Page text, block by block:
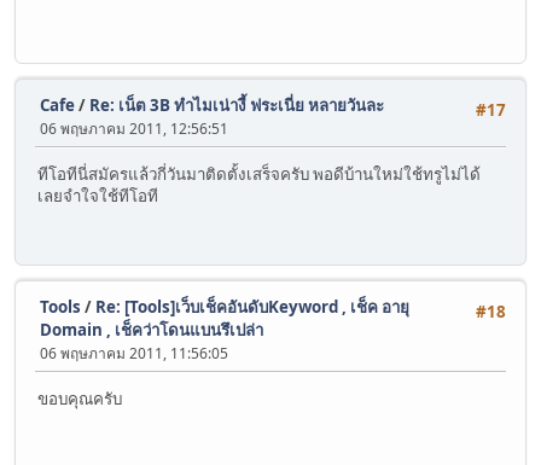
#17
Cafe/ Re: เน็ต 3B ทำไมเน่างี้ ฟระเนี่ย หลายวันละ
06 พฤษภาคม 2011, 12:56:51
ทีโอทีนี่สมัครแล้วกี่วันมาติดตั้งเสร็จครับ พอดีบ้านใหม่ใช้ทรูไม่ได้
เลยจำใจใช้ทีโอที
#18
Tools / Re: [Tools]เว็บเช็คอันดับKeyword , เช็ค อายุ
Domain , เช็คว่าโดนแบนรึเปล่า
06 พฤษภาคม 2011, 11:56:05
ขอบคุณครับ